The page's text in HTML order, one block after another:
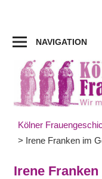
springen
NAVIGATION
Kölner
> Irene Franken im
Irene